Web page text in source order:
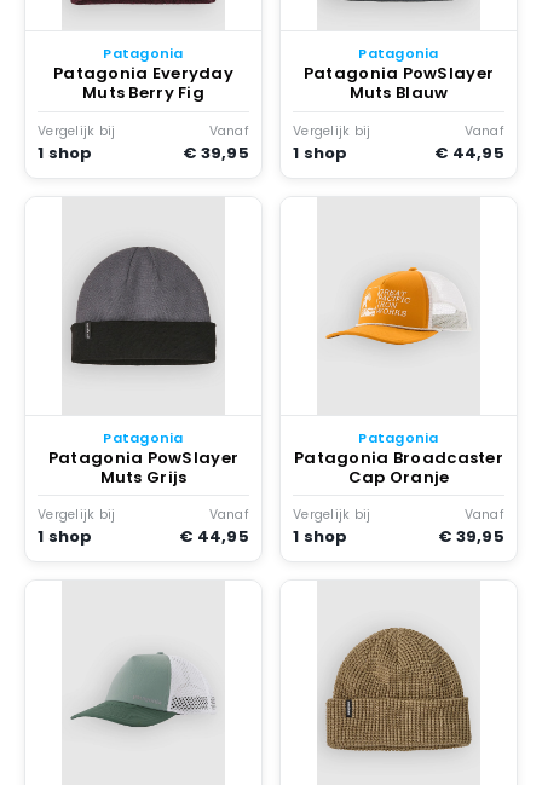
Patagonia
Patagonia Everyday
Muts Berry Fig
Vergelijk bij
1 shop
Vanaf
€ 39,95
Patagonia
Patagonia PowSlayer
Muts Blauw
Vergelijk bij
1 shop
Vanaf
€ 44,95
Patagonia
Patagonia PowSlayer
Muts Grijs
Vergelijk bij
1 shop
Vanaf
€ 44,95
Patagonia
Patagonia Broadcaster
Cap Oranje
Vergelijk bij
1 shop
Vanaf
€ 39,95